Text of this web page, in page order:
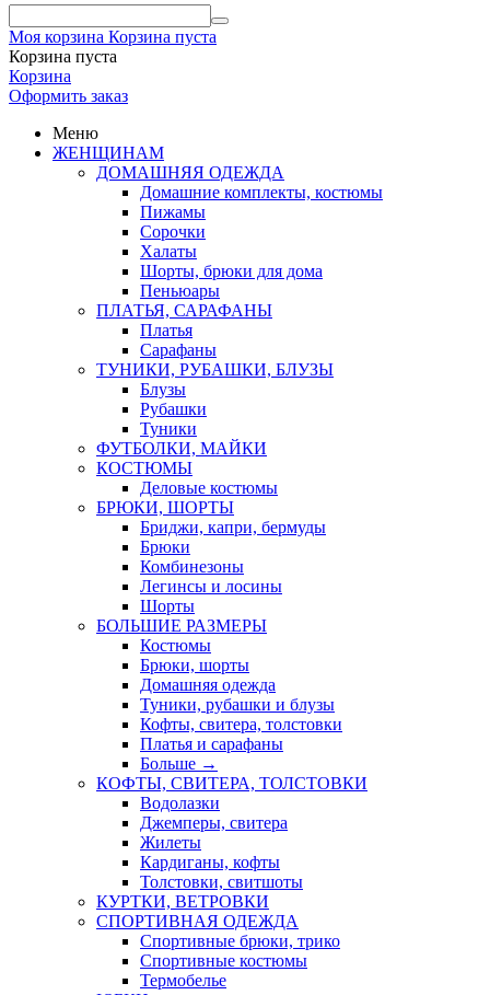
Моя корзина Корзина пуста
Корзина пуста
Корзина
Оформить заказ
Меню
ЖЕНЩИНАМ
ДОМАШНЯЯ ОДЕЖДА
Домашние комплекты, костюмы
Пижамы
Сорочки
Халаты
Шорты, брюки для дома
Пеньюары
ПЛАТЬЯ, САРАФАНЫ
Платья
Сарафаны
ТУНИКИ, РУБАШКИ, БЛУЗЫ
Блузы
Рубашки
Туники
ФУТБОЛКИ, МАЙКИ
КОСТЮМЫ
Деловые костюмы
БРЮКИ, ШОРТЫ
Бриджи, капри, бермуды
Брюки
Комбинезоны
Легинсы и лосины
Шорты
БОЛЬШИЕ РАЗМЕРЫ
Костюмы
Брюки, шорты
Домашняя одежда
Туники, рубашки и блузы
Кофты, свитера, толстовки
Платья и сарафаны
Больше →
КОФТЫ, СВИТЕРА, ТОЛСТОВКИ
Водолазки
Джемперы, свитера
Жилеты
Кардиганы, кофты
Толстовки, свитшоты
КУРТКИ, ВЕТРОВКИ
СПОРТИВНАЯ ОДЕЖДА
Спортивные брюки, трико
Спортивные костюмы
Термобелье